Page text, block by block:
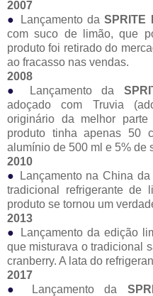
2007
●
Lançamento daSPRITE
com suco de limão, que
produto foi retirado do
ao fracasso nas vendas.
2008
●
Lançamento da
adoçado com Truvia
originário da melhor
produto tinha apenas 50
alumínio de 500 ml e 5% de
2010
●
Lançamento na China da
tradicional refrigerante de
produto se tornou um
2013
●
Lançamento da edição
que misturava o tradicional
cranberry. A lata do
2017
●
Lançamento da